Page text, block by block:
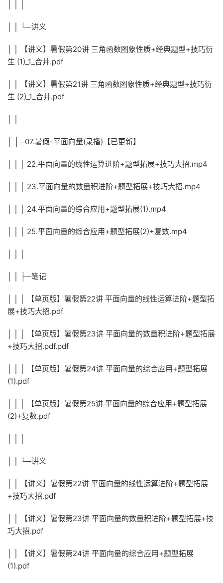
│ │ └─讲义
│ │ 【讲义】暑假第20讲 三角函数图象性质+经典题型+技巧衍
生 (1)_1_合并.pdf
│ │ 【讲义】暑假第21讲 三角函数图象性质+经典题型+技巧衍
生 (2)_1_合并.pdf
│ ├─07.暑假-平面向量(录播)【已更新】
│ │ │ 22.平面向量的线性运算进阶+题型拓展+技巧大招.mp4
│ │ │ 23.平面向量的数量积进阶+题型拓展+技巧大招.mp4
│ │ │ 24.平面向量的综合应用+题型拓展(1).mp4
│ │ │ 25.平面向量的综合应用+题型拓展(2)+复数.mp4
│ │ ├─笔记
│ │ │ 【单页版】暑假第22讲 平面向量的线性运算进阶+题型拓
展+技巧大招.pdf
│ │ │ 【单页版】暑假第23讲 平面向量的数量积进阶+题型拓展
+技巧大招.pdf.pdf
│ │ │ 【单页版】暑假第24讲 平面向量的综合应用+题型拓展
(1).pdf
│ │ │ 【单页版】暑假第25讲 平面向量的综合应用+题型拓展
(2)+复数.pdf
│ │ └─讲义
│ │ 【讲义】暑假第22讲 平面向量的线性运算进阶+题型拓展
+技巧大招.pdf
│ │ 【讲义】暑假第23讲 平面向量的数量积进阶+题型拓展+技
巧大招.pdf
│ │ 【讲义】暑假第24讲 平面向量的综合应用+题型拓展
(1).pdf